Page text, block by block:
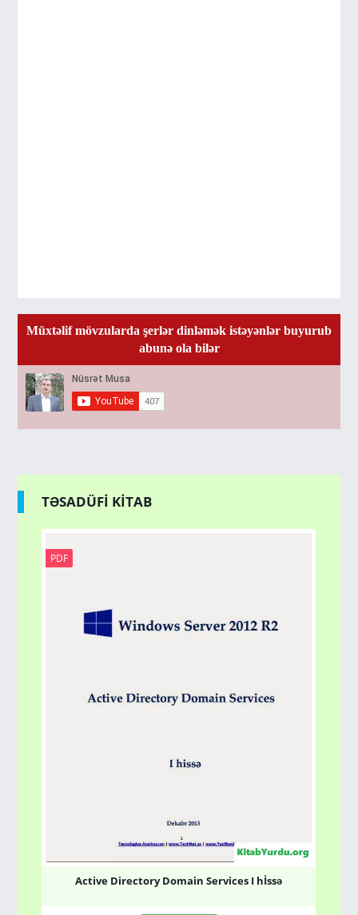
Müxtəlif mövzularda şerlər dinləmək istəyənlər buyurub
abunə ola bilər
TƏSADÜFİ KİTAB
PDF
Active Directory Domain Services I hİssə